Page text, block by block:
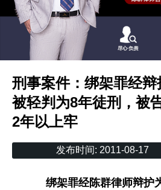
刑事案件：绑架罪经
被轻判为8年徒刑，被
2年以上牢
发布时间: 2011-08-17
绑架罪经陈群律师辩护